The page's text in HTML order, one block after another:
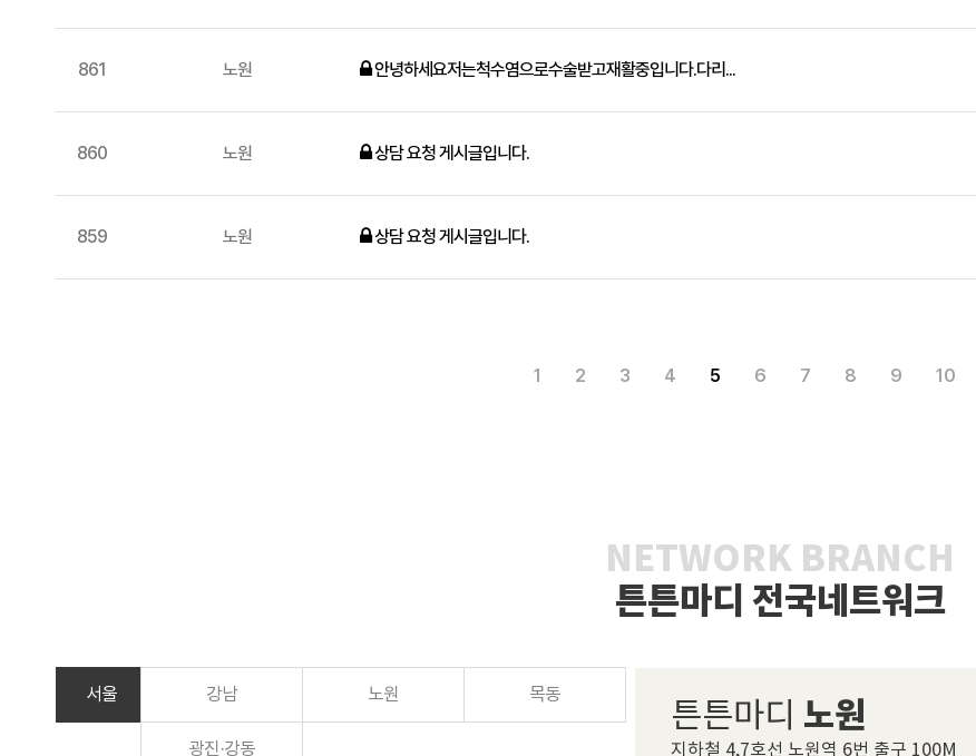
861 노원 안녕하세요저는척수염으로수술받고재활중입니다.다리...
860 노원 상담 요청 게시글입니다.
859 노원 상담 요청 게시글입니다.
1 2 3 4 5 6 7 8 9 10
NETWORK BRANCH
튼튼마디 전국네트워크
서울 강남 노원 목동
광진·강동
튼튼마디 노원
지하철 4,7호선 노원역 6번 출구 100M